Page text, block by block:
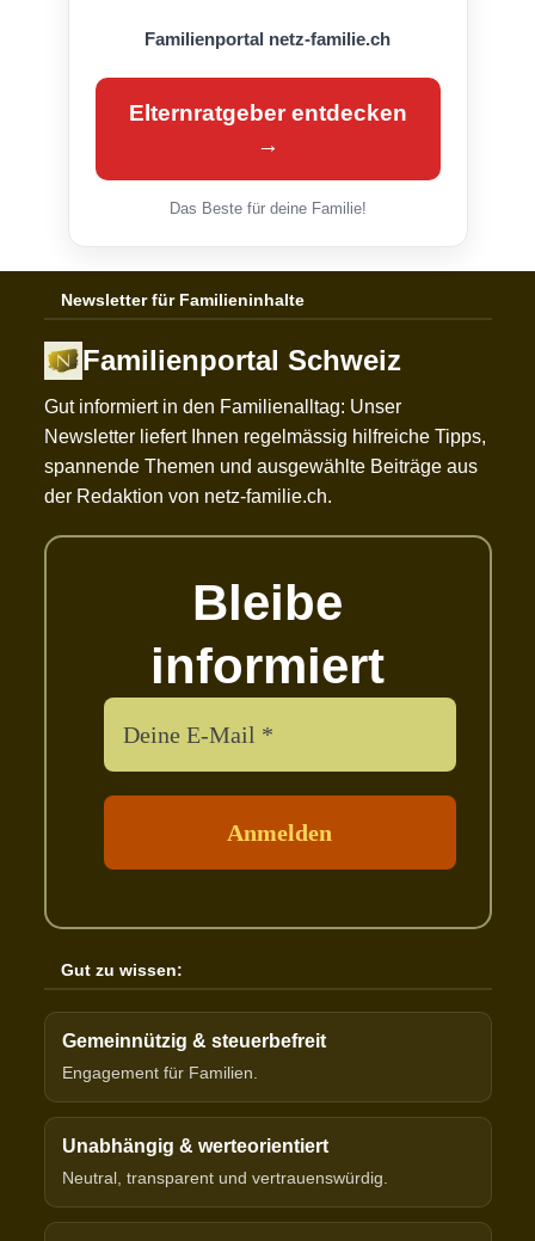
Familienportal netz-familie.ch
Elternratgeber entdecken
→
Das Beste für deine Familie!
Newsletter für Familieninhalte
Familienportal Schweiz
Gut informiert in den Familienalltag: Unser
Newsletter liefert Ihnen regelmässig hilfreiche Tipps,
spannende Themen und ausgewählte Beiträge aus
der Redaktion von netz-familie.ch.
Bleibe
informiert
Gut zu wissen:
Gemeinnützig & steuerbefreit
Engagement für Familien.
Unabhängig & werteorientiert
Neutral, transparent und vertrauenswürdig.